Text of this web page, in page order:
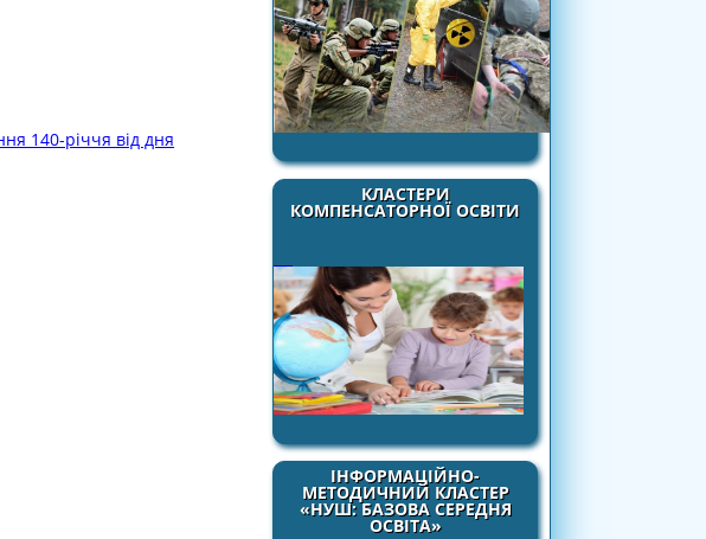
КЛАСТЕРИ
КОМПЕНСАТОРНОЇ ОСВІТИ
ІНФОРМАЦІЙНО-
МЕТОДИЧНИЙ КЛАСТЕР
«НУШ: БАЗОВА СЕРЕДНЯ
ОСВІТА»
140-річчя від дня